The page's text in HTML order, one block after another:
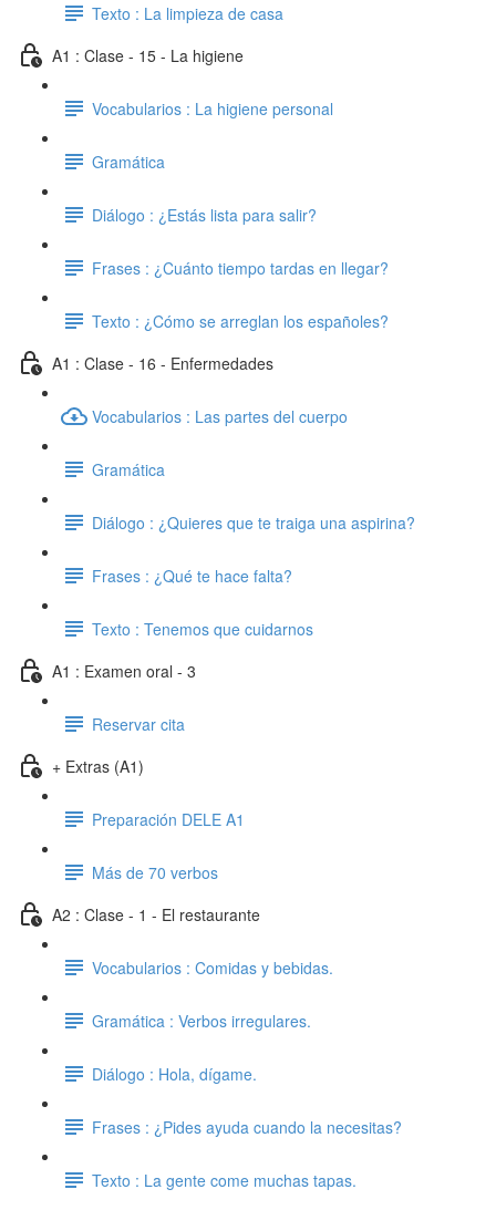
Texto : La limpieza de casa
A1 : Clase - 15 - La higiene
Vocabularios : La higiene personal
Gramática
Diálogo : ¿Estás lista para salir?
Frases : ¿Cuánto tiempo tardas en llegar?
Texto : ¿Cómo se arreglan los españoles?
A1 : Clase - 16 - Enfermedades
Vocabularios : Las partes del cuerpo
Gramática
Diálogo : ¿Quieres que te traiga una aspirina?
Frases : ¿Qué te hace falta?
Texto : Tenemos que cuidarnos
A1 : Examen oral - 3
Reservar cita
+ Extras (A1)
Preparación DELE A1
Más de 70 verbos
A2 : Clase - 1 - El restaurante
Vocabularios : Comidas y bebidas.
Gramática : Verbos irregulares.
Diálogo : Hola, dígame.
Frases : ¿Pides ayuda cuando la necesitas?
Texto : La gente come muchas tapas.